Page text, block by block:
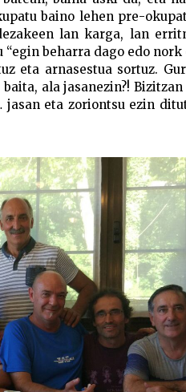
baino lehen pre-
lan karga, lan
beharra dago edo
eta arnasestua sortuz.
ala jasanezin?!
eta zoriontsu ezin